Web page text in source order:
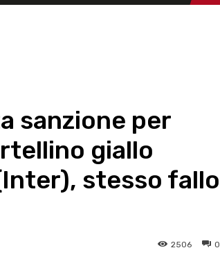
sanzione per
giallo
stesso fallo
0
2506